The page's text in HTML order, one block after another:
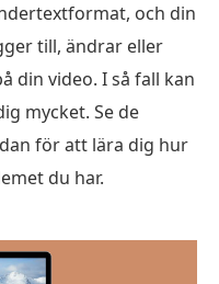
och din
till, ändrar eller
din video. I så fall kan
mycket. Se de
för att lära dig hur
du har.